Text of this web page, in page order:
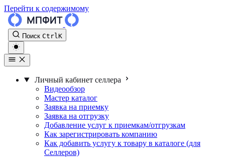
Перейти к содержимому
Поиск Ctrl K
Личный кабинет селлера
Видеообзор
Мастер каталог
Заявка на приемку
Заявка на отгрузку
Добавление услуг к приемкам/отгрузкам
Как зарегистрировать компанию
Как добавить услугу к товару в каталоге (для
Селлеров)